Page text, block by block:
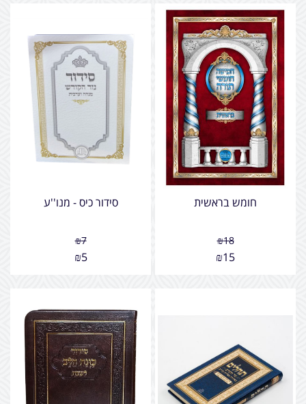
חומש בראשית
₪18
₪15
סידור כיס - מנו''ע
₪7
₪5